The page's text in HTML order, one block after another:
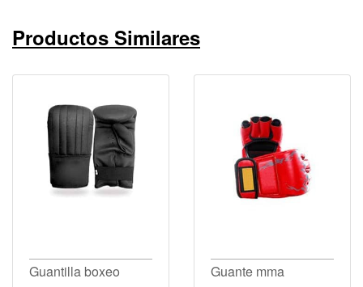
Productos Similares
Guantilla boxeo Guante mma